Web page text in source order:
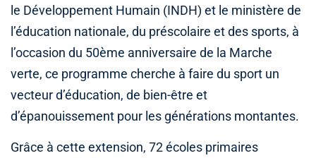
le Développement Humain (INDH) et le ministère de
l’éducation nationale, du préscolaire et des sports, à
l’occasion du 50ème anniversaire de la Marche
verte, ce programme cherche à faire du sport un
vecteur d’éducation, de bien-être et
d’épanouissement pour les générations montantes.
Grâce à cette extension, 72 écoles primaires